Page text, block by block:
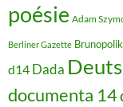
poésie Adam
Berliner Gazette Brunopolik
d14 Dada
documenta 14